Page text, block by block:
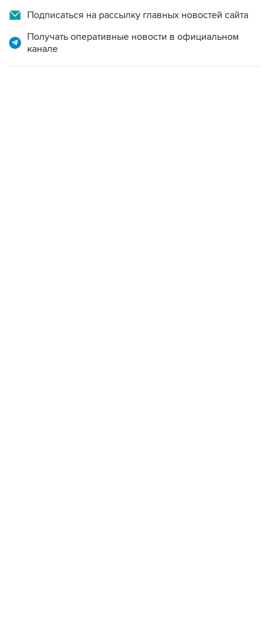
Подписаться на рассылку главных новостей сайта
Получать оперативные новости в официальном
канале